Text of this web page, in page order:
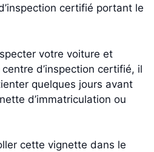
certifié portant le
votre voiture et
d’inspection certifié, il
quelques jours avant
d’immatriculation ou
cette vignette dans le